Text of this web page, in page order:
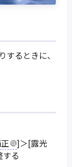
るときに、
]＞[露光
る